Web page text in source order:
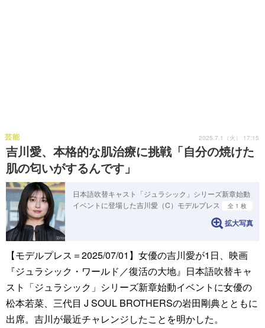
吉川愛、本格的な肌治療に挑戦「自分の焼けた
肌の匂いがするんです」
芸能 2025.7.1（火） 17:15
日本語吹替キャスト「ジュラシック」シリーズ新章始動
イベントに登場した吉川愛（C）モデルプレス
全 1 枚
拡大写真
【モデルプレス＝2025/07/01】女優の吉川愛が1日、映画
『ジュラシック・ワールド／復活の大地』日本語吹替キャ
スト「ジュラシック」シリーズ新章始動イベントに女優の
松本若菜、三代目 J SOUL BROTHERSの岩田剛典とともに
出席。吉川が最近チャレンジしたことを明かした。